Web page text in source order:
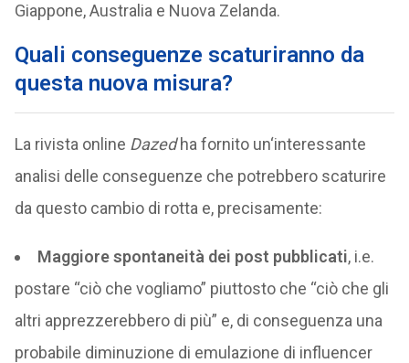
Giappone, Australia e Nuova Zelanda.
Quali conseguenze scaturiranno da
questa nuova misura?
La rivista online Dazedha fornito un‘interessante
analisi delle conseguenze che potrebbero scaturire
da questo cambio di rotta e, precisamente:
Maggiore spontaneità dei post pubblicati, i.e.
postare “ciò che vogliamo” piuttosto che “ciò che gli
altri apprezzerebbero di più” e, di conseguenza una
probabile diminuzione di emulazione di influencer